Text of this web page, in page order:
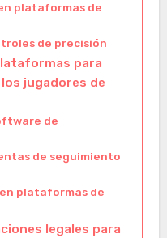
plataformas de
de precisión
para
jugadores de
de
de seguimiento
plataformas de
legales para